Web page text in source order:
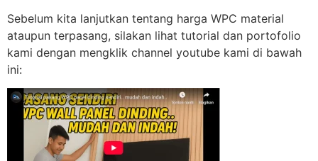
Sebelum kita lanjutkan tentang harga WPC material
ataupun terpasang, silakan lihat tutorial dan portofolio
kami dengan mengklik channel youtube kami di bawah
ini: